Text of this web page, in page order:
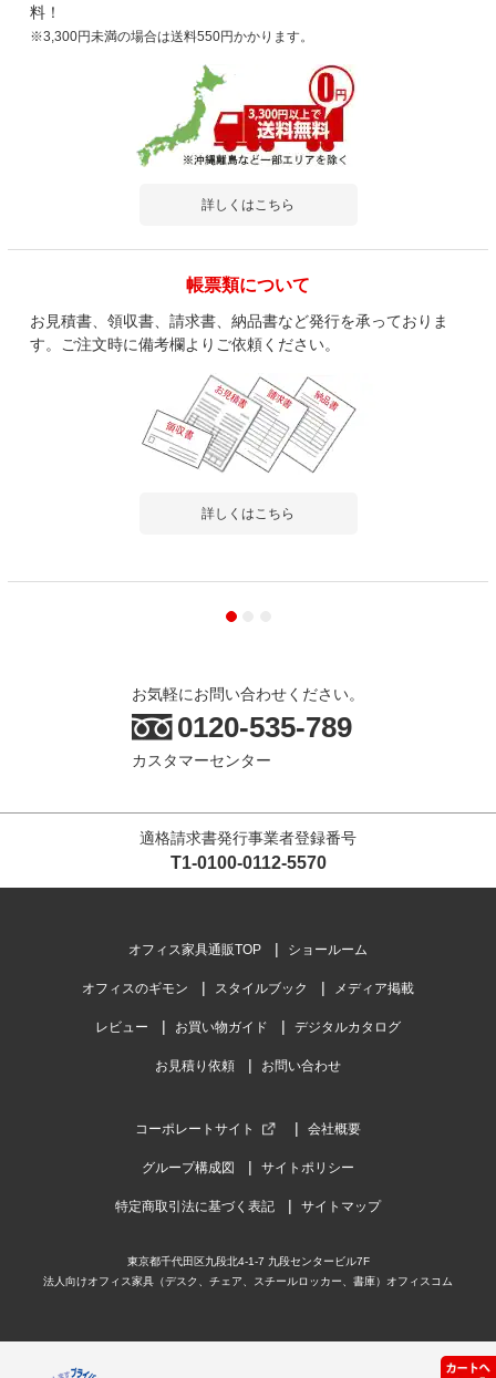
料！
※3,300円未満の場合は送料550円かかります。
詳しくはこちら
帳票類について
お見積書、領収書、請求書、納品書など発行を承っておりま
す。ご注文時に備考欄よりご依頼ください。
詳しくはこちら
お気軽にお問い合わせください。
0120-535-789
カスタマーセンター
適格請求書発行事業者登録番号
T1-0100-0112-5570
オフィス家具通販TOP ショールーム
オフィスのギモン スタイルブック メディア掲載
レビュー お買い物ガイド デジタルカタログ
お見積り依頼 お問い合わせ
コーポレートサイト 会社概要
グループ構成図 サイトポリシー
特定商取引法に基づく表記 サイトマップ
東京都千代田区九段北4-1-7 九段センタービル7F
法人向けオフィス家具（デスク、チェア、スチールロッカー、書庫）オフィスコム